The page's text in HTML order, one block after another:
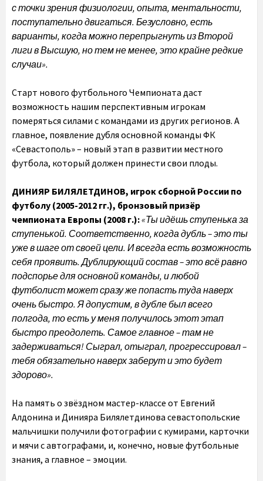
с точки зрения физиологии, опыта, ментальности,
поступательно двигаться. Безусловно, есть
варианты, когда можно перепрыгнуть из Второй
лиги в Высшую, но тем не менее, это крайне редкие
случаи».
Старт нового футбольного Чемпионата даст
возможность нашим перспективным игрокам
померяться силами с командами из других регионов. А
главное, появление дубля основной команды ФК
«Севастополь» – новый этап в развитии местного
футбола, который должен принести свои плоды.
ДИНИЯР БИЛЯЛЕТДИНОВ, игрок сборной России по
футболу (2005-2012 гг.), бронзовый призёр
чемпионата Европы (2008 г.):«Ты идёшь ступенька за
ступенькой. Соответственно, когда дубль – это ты
уже в шаге от своей цели. И всегда есть возможность
себя проявить. Дублирующий состав – это всё равно
подспорье для основной команды, и любой
футболист может сразу же попасть туда наверх
очень быстро. Я допустим, в дубле был всего
полгода, то есть у меня получилось этот этап
быстро преодолеть. Самое главное – там не
задерживаться! Сыграл, отыграл, прогрессировал –
тебя обязательно наверх заберут и это будет
здорово».
На память о звёздном мастер-классе от Евгений
Алдонина и Динияра Билялетдинова севастопольские
мальчишки получили фотографии с кумирами, карточки
и мячи с автографами, и, конечно, новые футбольные
знания, а главное – эмоции.